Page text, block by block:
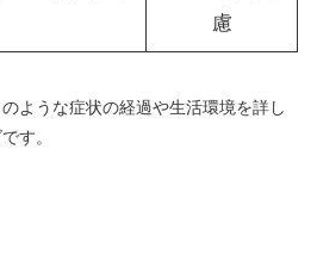
慮
ような症状の経過や生活環境を詳し
す。